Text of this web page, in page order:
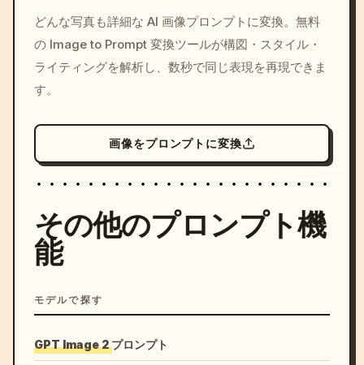
c, cyberpunk sunset, neon
colors, 8k --v 6.0
どんな写真も詳細な AI 画像プロンプトに変換。無料
の Image to Prompt 変換ツールが構図・スタイル・
ライティングを解析し、数秒で同じ表現を再現できま
す。
画像をプロンプトに変換
その他のプロンプト機
能
モデルで探す
GPT Image 2 プロンプト